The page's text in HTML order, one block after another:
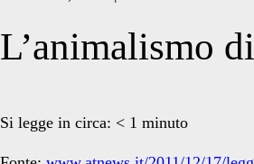
L’animalismo
Si legge in circa: < 1 minuto